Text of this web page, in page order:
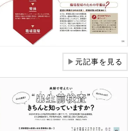
▶元記事を見る